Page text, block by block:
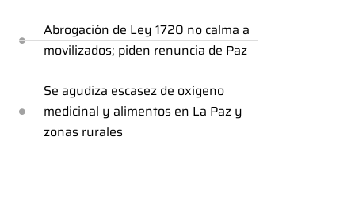
Abrogación de Ley 1720 no calma a
movilizados; piden renuncia de Paz
Se agudiza escasez de oxígeno
medicinal y alimentos en La Paz y
zonas rurales